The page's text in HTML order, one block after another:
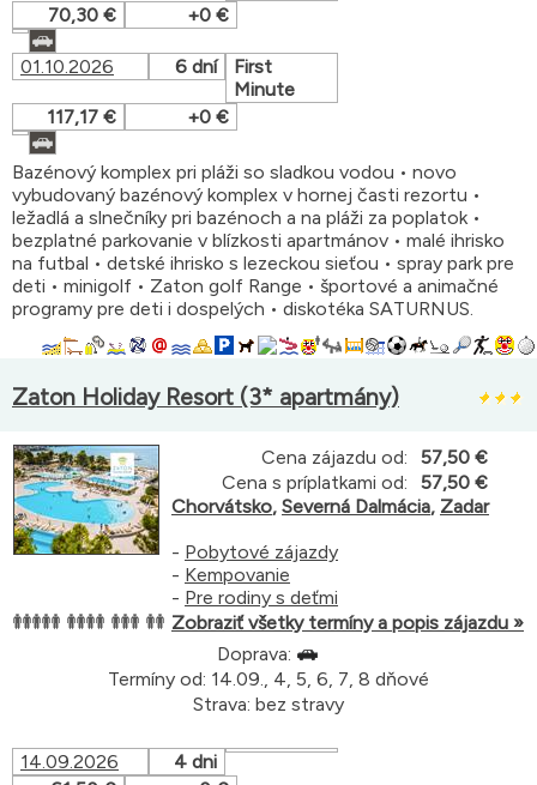
70,30 €
+0 €
01.10.2026 6 dní
First
Minute
117,17 €
+0 €
Bazénový komplex pri pláži so sladkou vodou • novo
vybudovaný bazénový komplex v hornej časti rezortu •
ležadlá a slnečníky pri bazénoch a na pláži za poplatok •
bezplatné parkovanie v blízkosti apartmánov • malé ihrisko
na futbal • detské ihrisko s lezeckou sieťou • spray park pre
deti • minigolf • Zaton golf Range • športové a animačné
programy pre deti i dospelých • diskotéka SATURNUS.
Zaton Holiday Resort (3* apartmány)
Cena zájazdu od:
57,50 €
Cena s príplatkami od:
57,50 €
Chorvátsko, Severná Dalmácia, Zadar
- Pobytové zájazdy
- Kempovanie
- Pre rodiny s deťmi
Zobraziť všetky termíny a popis zájazdu »
Doprava:
Termíny od: 14.09., 4, 5, 6, 7, 8 dňové
Strava: bez stravy
14.09.2026
4 dni